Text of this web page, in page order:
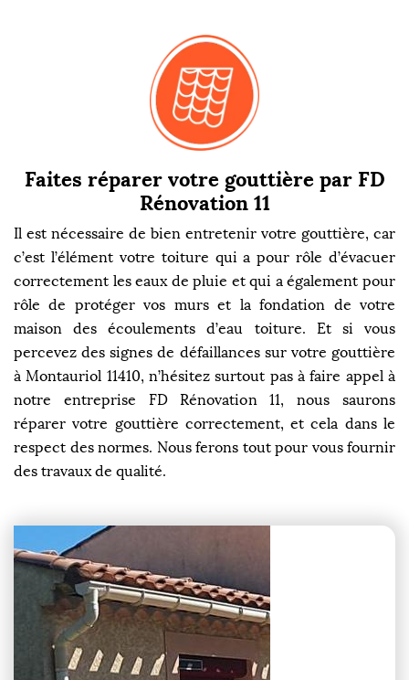
Faites réparer votre gouttière par FD
Rénovation 11
Il est nécessaire de bien entretenir votre gouttière, car
c’est l’élément votre toiture qui a pour rôle d’évacuer
correctement les eaux de pluie et qui a également pour
rôle de protéger vos murs et la fondation de votre
maison des écoulements d’eau toiture. Et si vous
percevez des signes de défaillances sur votre gouttière
à Montauriol 11410, n’hésitez surtout pas à faire appel à
notre entreprise FD Rénovation 11, nous saurons
réparer votre gouttière correctement, et cela dans le
respect des normes. Nous ferons tout pour vous fournir
des travaux de qualité.